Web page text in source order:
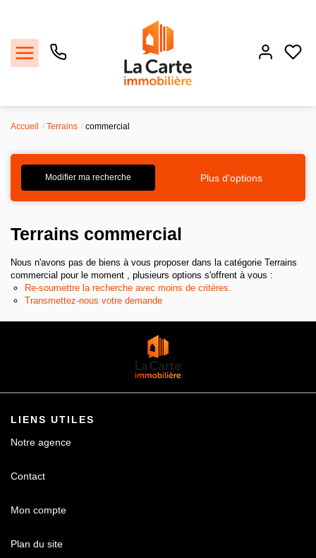
Acheter
Recrutement
Agence
Accueil Terrains commercial
Modifier ma recherche Plus d'options
Terrains commercial
Nous n'avons pas de biens à vous proposer dans la catégorie Terrains
commercial pour le moment , plusieurs options s'offrent à vous :
Re-soumettre la recherche avec moins de critères.
Transmettez-nous votre demande
LIENS UTILES
Notre agence
Contact
Mon compte
Plan du site